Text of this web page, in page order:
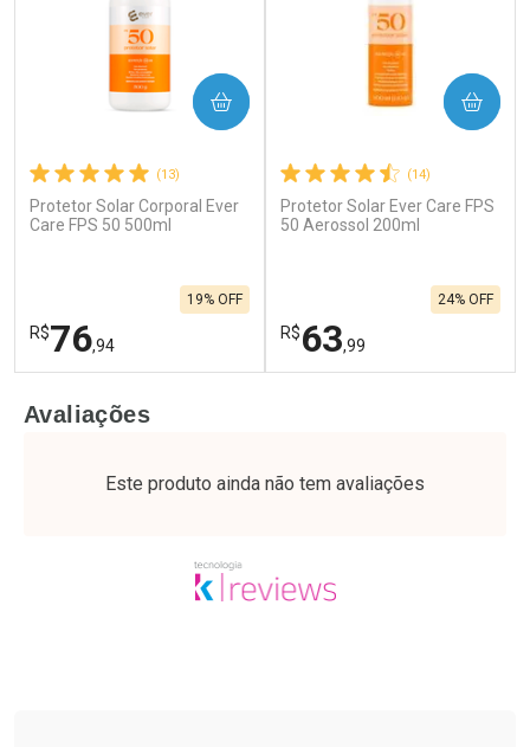
(13)
Protetor Solar Corporal Ever
Care FPS 50 500ml
R$76,94
19% OFF
COMPRAR
Laboratório
Por Menos
(14)
Protetor Solar Ever Care FPS
50 Aerossol 200ml
R$63,99
24% OFF
COMPRAR
Laboratório
Por Menos
Avaliações
Este produto ainda não tem avaliações